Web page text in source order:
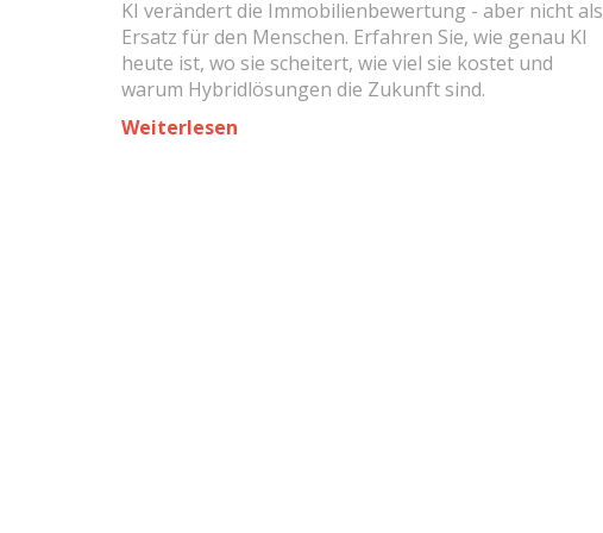
führt
KI verändert die Immobilienbewertung - aber nicht als
Ersatz für den Menschen. Erfahren Sie, wie genau KI
heute ist, wo sie scheitert, wie viel sie kostet und
warum Hybridlösungen die Zukunft sind.
Weiterlesen